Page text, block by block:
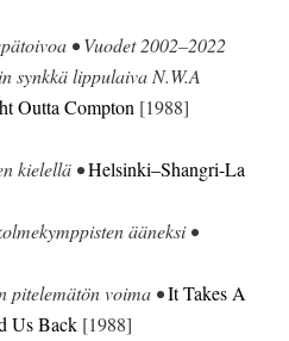
• Vuodet 2002–2022
synkkä lippulaiva N.W.A
Outta Compton [1988]
kielellä •Helsinki–Shangri-La
ääneksi •
pitelemätön voima •It Takes A
Us Back [1988]